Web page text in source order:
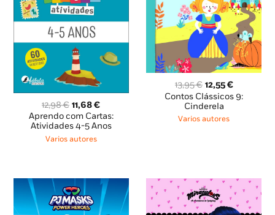
12,98€ O
preço
original
era:
11,68€O
preço
atual
Aprendo com Cartas:
Atividades 4-5 Anos
Varios autores
13,95€ O
preço
original
era:
12,55€O
preço
Contos Clássicos 9:
Cinderela
Varios autores